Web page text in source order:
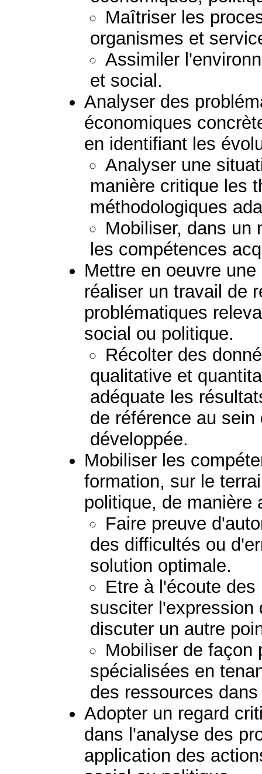
Maîtriser les
organismes et
Assimiler
et social.
Analyser des
économiques
en identifiant les
Analyser une
manière critique les
méthodologiques
Mobiliser, dans un
les compétences
Mettre en oeuvre
réaliser un travail de
problématiques
social ou politique.
Récolter des
qualitative et
adéquate les
de référence au
développée.
Mobiliser les
formation, sur le
politique, de manière
Faire preuve
des difficultés ou
solution optimale.
Etre à l'écoute
susciter l'expression
discuter un autre
Mobiliser de façon
spécialisées en
des ressources
Adopter un regard
dans l'analyse des
application des